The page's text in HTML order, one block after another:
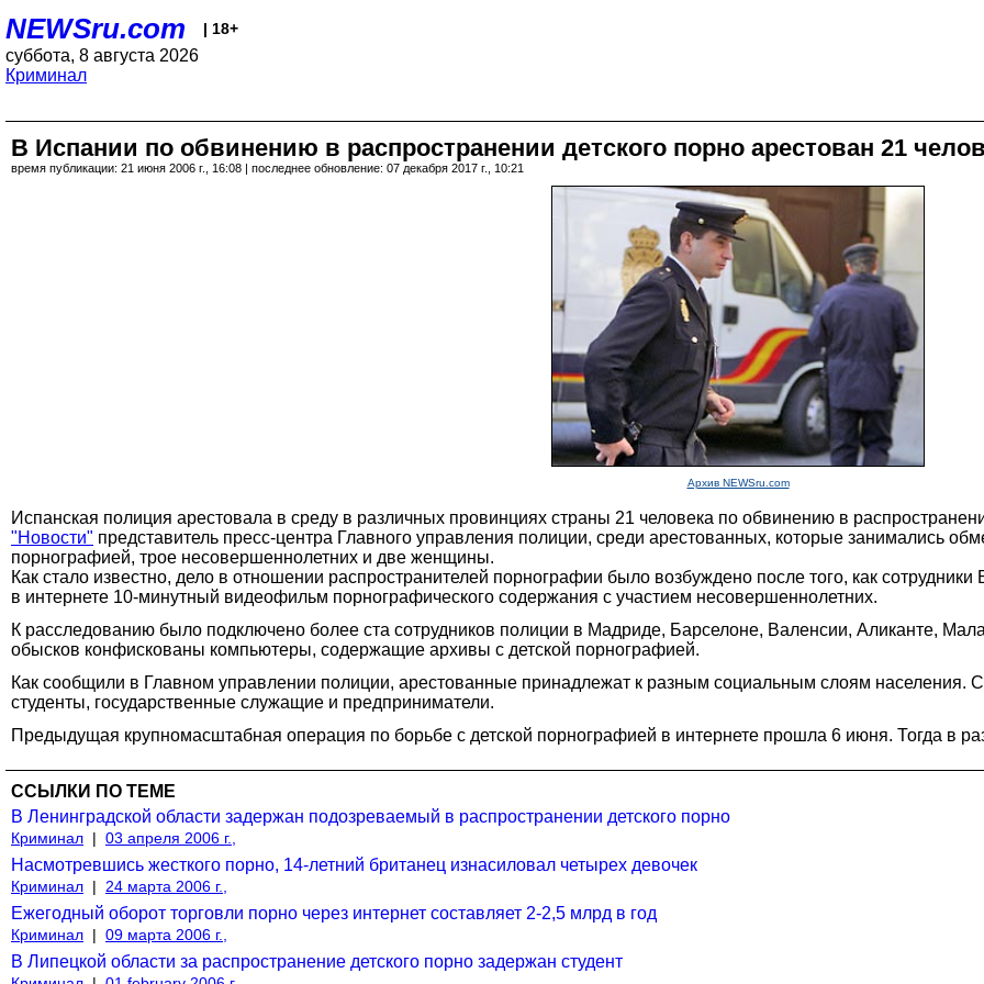
NEWSru.com | 18+
суббота, 8 августа 2026
Криминал
В Испании по обвинению в распространении детского порно арестован 21
время публикации: 21 июня 2006 г., 16:08 | последнее обновление: 07 декабря 2017 г., 10:21
Архив NEWSru.com
Испанская полиция арестовала в среду в различных провинциях страны 21 человека по обвинению в
"Новости" представитель пресс-центра Главного управления полиции, среди арестованных, которые занимались
порнографией, трое несовершеннолетних и две женщины.
Как стало известно, дело в отношении распространителей порнографии было возбуждено после того, как
в интернете 10-минутный видеофильм порнографического содержания с участием несовершеннолетних.
К расследованию было подключено более ста сотрудников полиции в Мадриде, Барселоне, Валенсии, Аликанте,
обысков конфискованы компьютеры, содержащие архивы с детской порнографией.
Как сообщили в Главном управлении полиции, арестованные принадлежат к разным социальным слоям
студенты, государственные служащие и предприниматели.
Предыдущая крупномасштабная операция по борьбе с детской порнографией в интернете прошла 6 июня. Тогда в
ССЫЛКИ ПО ТЕМЕ
В Ленинградской области задержан подозреваемый в распространении детского порно
Криминал | 03 апреля 2006 г.,
Насмотревшись жесткого порно, 14-летний британец изнасиловал четырех девочек
Криминал | 24 марта 2006 г.,
Ежегодный оборот торговли порно через интернет составляет 2-2,5 млрд в год
Криминал | 09 марта 2006 г.,
В Липецкой области за распространение детского порно задержан студент